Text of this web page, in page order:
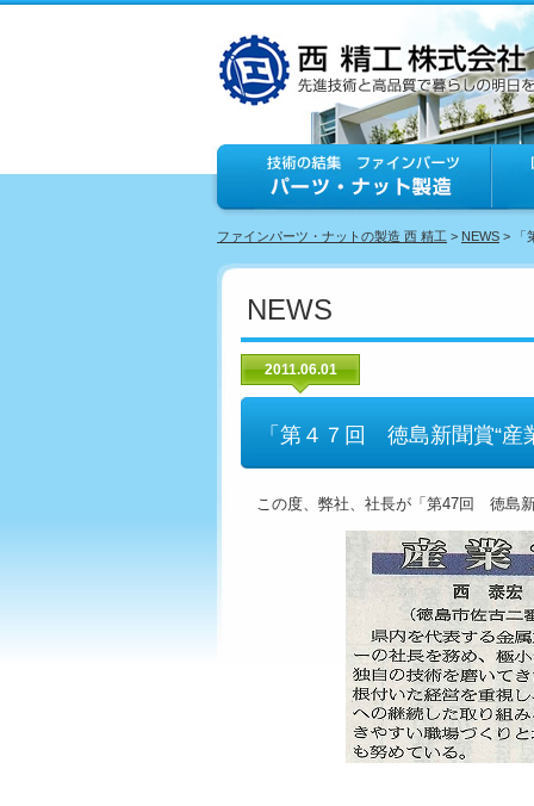
ファインパーツ・ナットの製造 西 精工 > NEWS > 「
NEWS
2011.06.01
「第４７回 徳島新聞賞“産
この度、弊社、社長が「第47回 徳島